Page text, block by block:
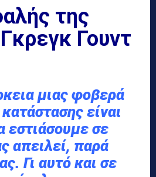
της
Γουντ
μιας φοβερά
είναι
εστιάσουμε σε
απειλεί, παρά
Γι αυτό και σε